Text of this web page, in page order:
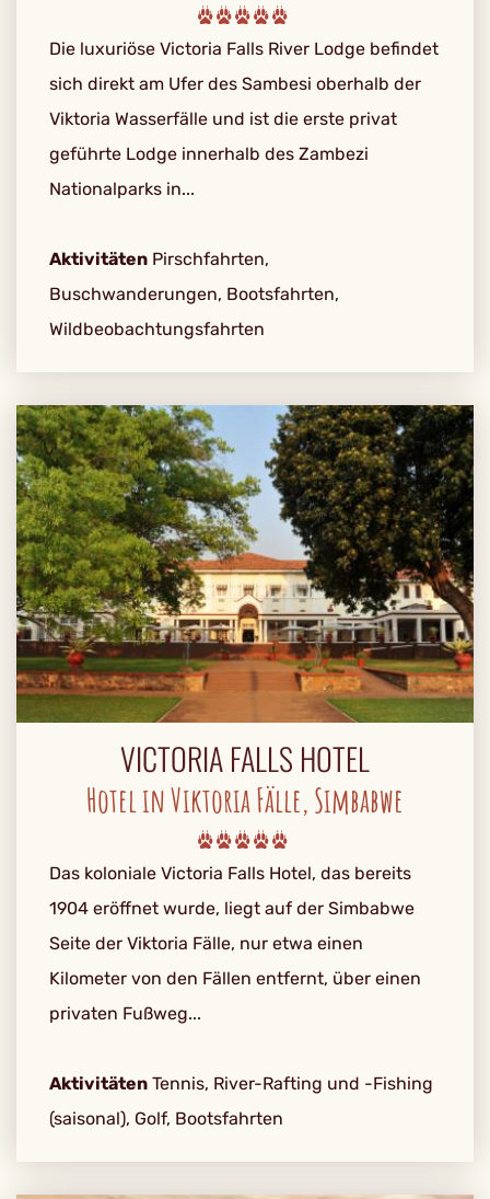
Die luxuriöse Victoria Falls River Lodge befindet
sich direkt am Ufer des Sambesi oberhalb der
Viktoria Wasserfälle und ist die erste privat
geführte Lodge innerhalb des Zambezi
Nationalparks in...
Aktivitäten Pirschfahrten,
Buschwanderungen, Bootsfahrten,
Wildbeobachtungsfahrten
VICTORIA FALLS HOTEL
Hotel in Viktoria Fälle, Simbabwe
Das koloniale Victoria Falls Hotel, das bereits
1904 eröffnet wurde, liegt auf der Simbabwe
Seite der Viktoria Fälle, nur etwa einen
Kilometer von den Fällen entfernt, über einen
privaten Fußweg...
Aktivitäten Tennis, River-Rafting und -Fishing
(saisonal), Golf, Bootsfahrten